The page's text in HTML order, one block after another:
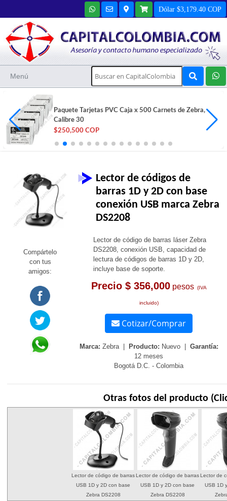
Dólar $3,179.40 COP
Menú
Cinta Color YMCKO para Zebra ZC100 y ZC300 -
800300-350LA
$215,000 COP
Compártelo
con tus
amigos:
Lector de códigos de
barras 1D y 2D con base
conexión USB marca Zebra
DS2208
Lector de código de barras láser Zebra
DS2208, conexión USB, capacidad de
lectura de códigos de barras 1D y 2D,
incluye base de soporte.
Precio $ 356,000pesos (IVA
incluido)
Cotizar/Comprar
Marca: Zebra | Producto: Nuevo | Garantía:
12 meses
Bogotá D.C. - Colombia
Otras fotos del producto
Lector de código de barras
USB 1D y 2D con base
Zebra DS2208
Lector de código de barras
USB 1D y 2D con base
Zebra DS2208
Lector de
USB 1D